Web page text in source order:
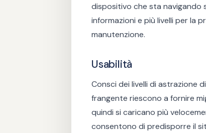
dispositivo che sta navigando
informazioni e più livelli per la
manutenzione.
Usabilità
Consci dei livelli di astrazione di
frangente riescono a fornire
quindi si caricano più
consentono di predisporre il